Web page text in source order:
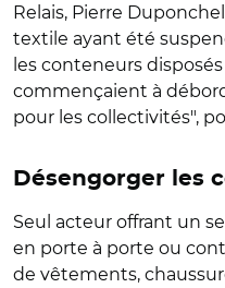
Relais, Pierre
textile ayant été
les conteneurs
commençaient à
pour les collectivités",
Désengorger les
Seul acteur offrant un
en porte à porte ou
de vêtements,